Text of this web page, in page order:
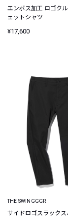
エンボス加工 ロゴク
ェットシャツ
¥17,600
THE SWINGGGR
サイドロゴスラックス